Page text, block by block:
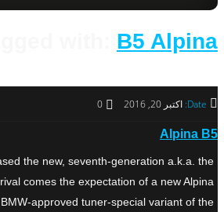
B5 Alpina
Date: اکتبر 20, 2016 0
Alpina B5
the new, seventh-generation a.k.a. the
comes the expectation of a new Alpina
approved tuner-special variant of the